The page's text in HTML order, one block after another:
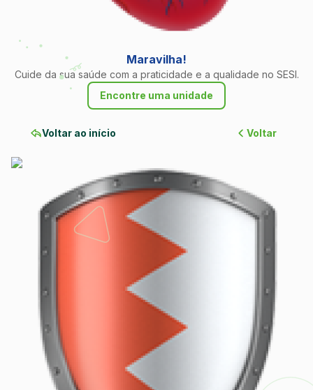
Maravilha!
Cuide da sua saúde com a praticidade e a qualidade no SESI.
Encontre uma unidade
Voltar ao início Voltar